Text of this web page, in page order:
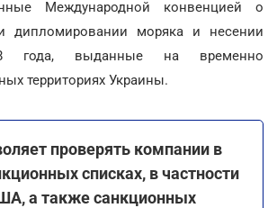
Международной конвенцией о
дипломировании моряка и несении
года, выданные на временно
территориях Украины.
проверять компании в
списках, в частности
а также санкционных